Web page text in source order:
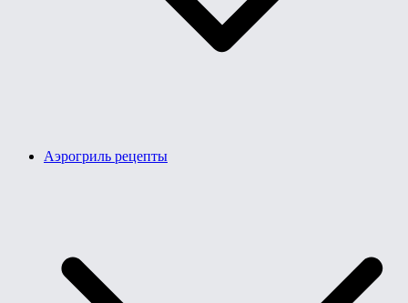
Аэрогриль рецепты